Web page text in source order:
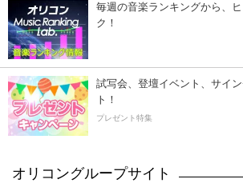
毎週の音楽ランキングから、
ク！
試写会、登壇イベント、サイ
ト！
プレゼント特集
オリコングループサイト